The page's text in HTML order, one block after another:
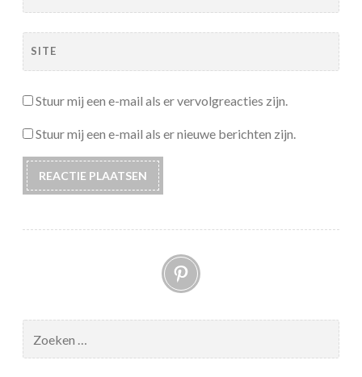
SITE
Stuur mij een e-mail als er vervolgreacties zijn.
Stuur mij een e-mail als er nieuwe berichten zijn.
Pinterest
naar: